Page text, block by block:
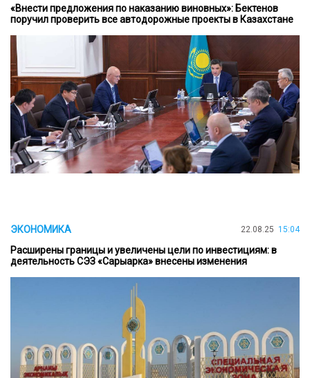
«Внести предложения по наказанию виновных»: Бектенов
поручил проверить все автодорожные проекты в Казахстане
ЭКОНОМИКА 22.08.25 15:04
Расширены границы и увеличены цели по инвестициям: в
деятельность СЭЗ «Сарыарка» внесены изменения